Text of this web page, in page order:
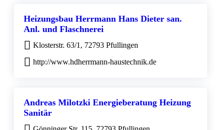
Heizungsbau Herrmann Hans Dieter san.
Anl. und Flaschnerei
Klosterstr. 63/1, 72793 Pfullingen
http://www.hdherrmann-haustechnik.de
Andreas Milotzki Energieberatung Heizung
Sanitär